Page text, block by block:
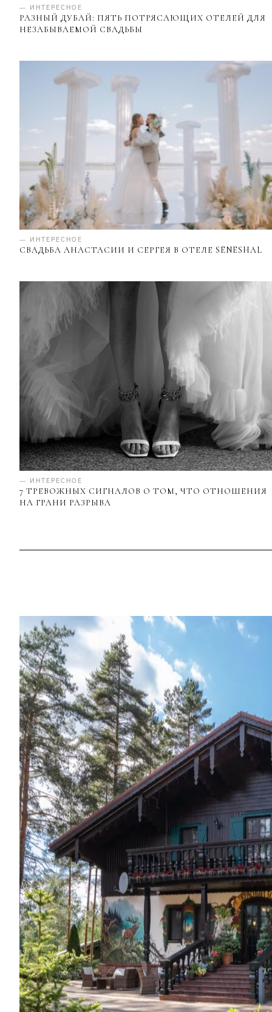
— ИНТЕРЕСНОЕ
РАЗНЫЙ ДУБАЙ: ПЯТЬ ПОТРЯСАЮЩИХ ОТЕЛЕЙ ДЛЯ
НЕЗАБЫВАЕМОЙ СВАДЬБЫ
— ИНТЕРЕСНОЕ
СВАДЬБА АНАСТАСИИ И СЕРГЕЯ В ОТЕЛЕ SENESHAL
— ИНТЕРЕСНОЕ
7 ТРЕВОЖНЫХ СИГНАЛОВ О ТОМ, ЧТО ОТНОШЕНИЯ
НА ГРАНИ РАЗРЫВА